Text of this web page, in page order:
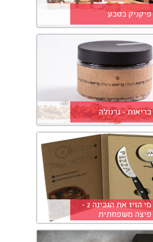
פיקניק בטבע
בריאות - גרנולה
מי הזיז את הגבינה 2 -
פיצה משפחתית